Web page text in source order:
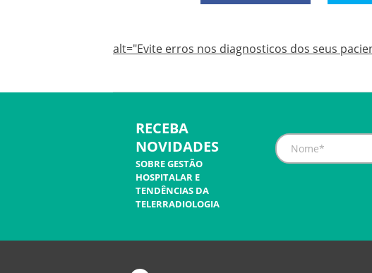
alt="Evite erros nos diagnosticos dos seus
RECEBA
NOVIDADES
SOBRE GESTÃO
HOSPITALAR E
TENDÊNCIAS DA
TELERRADIOLOGIA